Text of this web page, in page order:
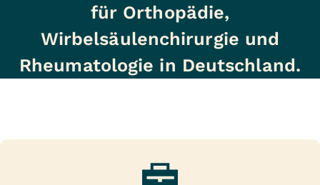
für Orthopädie,
Wirbelsäulenchirurgie und
Rheumatologie in Deutschland.